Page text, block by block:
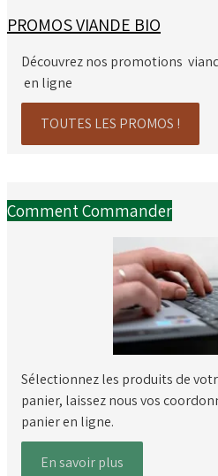
PROMOS VIANDE BIO
Découvrez nos promotions
en ligne
TOUTES LES PROMOS !
Comment Commander
Sélectionnez les produits de
panier, laissez nous vos
panier en ligne.
En savoir plus